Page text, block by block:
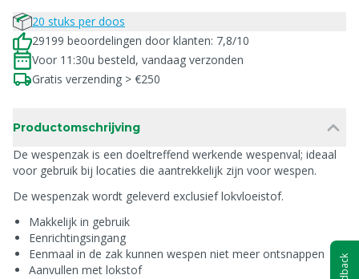
20 stuks per doos
29199 beoordelingen door klanten: 7,8/10
Voor 11:30u besteld, vandaag verzonden
Gratis verzending > €250
Productomschrijving
De wespenzak is een doeltreffend werkende wespenval; ideaal
voor gebruik bij locaties die aantrekkelijk zijn voor wespen.
De wespenzak wordt geleverd exclusief lokvloeistof.
Makkelijk in gebruik
Eenrichtingsingang
Eenmaal in de zak kunnen wespen niet meer ontsnappen
Aanvullen met lokstof